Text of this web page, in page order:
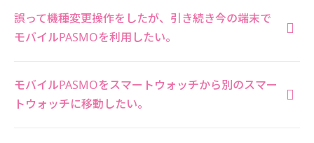
誤って機種変更操作をしたが、引き続き今の端末で
モバイルPASMOを利用したい。
モバイルPASMOをスマートウォッチから別のスマー
トウォッチに移動したい。